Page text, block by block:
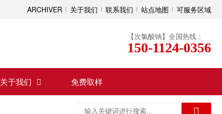
ARCHIVER 关于我们 联系我们 站点地图 可服务区域
【次氯酸钠】全国热线：
150-1124-0356
关于我们 免费取样